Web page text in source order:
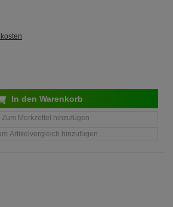
In den Warenkorb
Zum Merkzettel hinzufügen
Artikelvergleich hinzufügen